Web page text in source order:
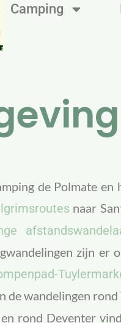
Camping
camping De
de Polmate en
naar
zijn er
de wandelingen
rond Deventer